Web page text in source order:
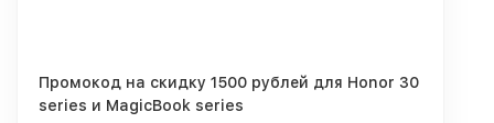
Промокод на скидку 1500 рублей для Honor 30
series и MagicBook series